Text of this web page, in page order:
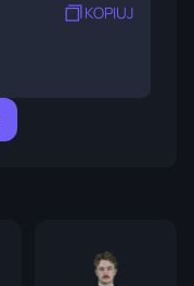
KOPIUJ